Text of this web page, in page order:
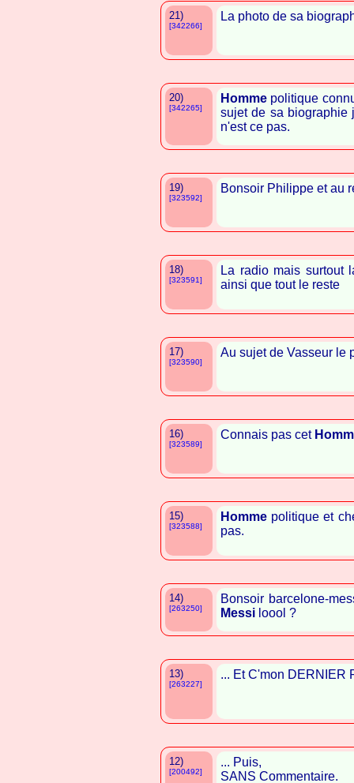
21)
[342266]
La photo de sa
20)
[342265]
Homme politique
sujet de sa
n'est ce pas.
19)
[323592]
Bonsoir Philippe et au
18)
[323591]
La radio mais surtout
ainsi que tout le reste
17)
[323590]
Au sujet de Vasseur le
16)
[323589]
Connais pas cet
15)
[323588]
Homme politique et
pas.
14)
[263250]
Bonsoir barcelone-
Messi loool ?
13)
[263227]
... Et C'mon DERNIER
12)
[200492]
... Puis,
SANS Commentaire.